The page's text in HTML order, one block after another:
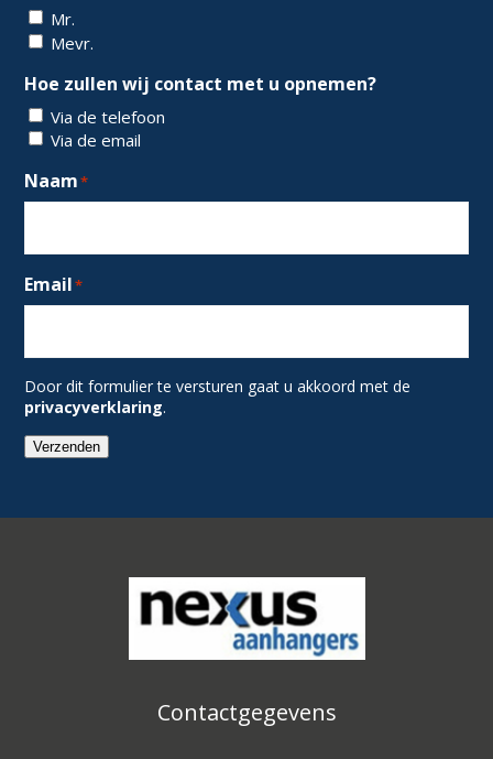
Mr.
Mevr.
Hoe zullen wij contact met u opnemen?
Via de telefoon
Via de email
Naam*
Email*
Door dit formulier te versturen gaat u akkoord met de
privacyverklaring.
Verzenden
Contactgegevens